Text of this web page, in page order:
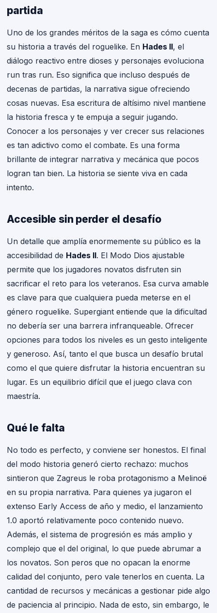
partida
Uno de los grandes méritos de la saga es cómo cuenta
su historia a través del roguelike. En Hades II, el
diálogo reactivo entre dioses y personajes evoluciona
run tras run. Eso significa que incluso después de
decenas de partidas, la narrativa sigue ofreciendo
cosas nuevas. Esa escritura de altísimo nivel mantiene
la historia fresca y te empuja a seguir jugando.
Conocer a los personajes y ver crecer sus relaciones
es tan adictivo como el combate. Es una forma
brillante de integrar narrativa y mecánica que pocos
logran tan bien. La historia se siente viva en cada
intento.
Accesible sin perder el desafío
Un detalle que amplía enormemente su público es la
accesibilidad de Hades II. El Modo Dios ajustable
permite que los jugadores novatos disfruten sin
sacrificar el reto para los veteranos. Esa curva amable
es clave para que cualquiera pueda meterse en el
género roguelike. Supergiant entiende que la dificultad
no debería ser una barrera infranqueable. Ofrecer
opciones para todos los niveles es un gesto inteligente
y generoso. Así, tanto el que busca un desafío brutal
como el que quiere disfrutar la historia encuentran su
lugar. Es un equilibrio difícil que el juego clava con
maestría.
Qué le falta
No todo es perfecto, y conviene ser honestos. El final
del modo historia generó cierto rechazo: muchos
sintieron que Zagreus le roba protagonismo a Melinoë
en su propia narrativa. Para quienes ya jugaron el
extenso Early Access de año y medio, el lanzamiento
1.0 aportó relativamente poco contenido nuevo.
Además, el sistema de progresión es más amplio y
complejo que el del original, lo que puede abrumar a
los novatos. Son peros que no opacan la enorme
calidad del conjunto, pero vale tenerlos en cuenta. La
cantidad de recursos y mecánicas a gestionar pide algo
de paciencia al principio. Nada de esto, sin embargo, le